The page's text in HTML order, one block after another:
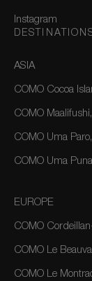
Instagram
ASIA
COMO Cocoa
COMO
COMO Uma
COMO Uma
EUROPE
COMO
COMO Le
COMO Le